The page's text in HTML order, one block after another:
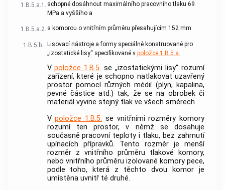
1.B.5.a.1. schopné dosáhnout maximálního pracovního tlaku 69
MPa a vyššího a
1.B.5.a.2. s komorou o vnitřním průměru přesahujícím 152 mm.
1.B.5.b.
Lisovací nástroje a formy speciálně konstruované pro
„izostatické lisy“ specifikované v položce 1.B.5.a.
Vpoložce 1.B.5. se „izostatickými lisy“ rozumí
zařízení, které je schopno natlakovat uzavřený
prostor pomocí různých médií (plyn, kapalina,
pevné částice atd.) tak, že se na obrobek či
materiál vyvine stejný tlak ve všech směrech.
Vpoložce 1.B.5. se vnitřními rozměry komory
rozumí ten prostor, v němž se dosahuje
současně pracovní teploty i tlaku, bez zahrnutí
upínacích přípravků. Tento rozměr je menší
rozměr z vnitřního průměru tlakové komory,
nebo vnitřního průměru izolované komory pece,
podle toho, která z těchto dvou komor je
umístěna uvnitř té druhé.